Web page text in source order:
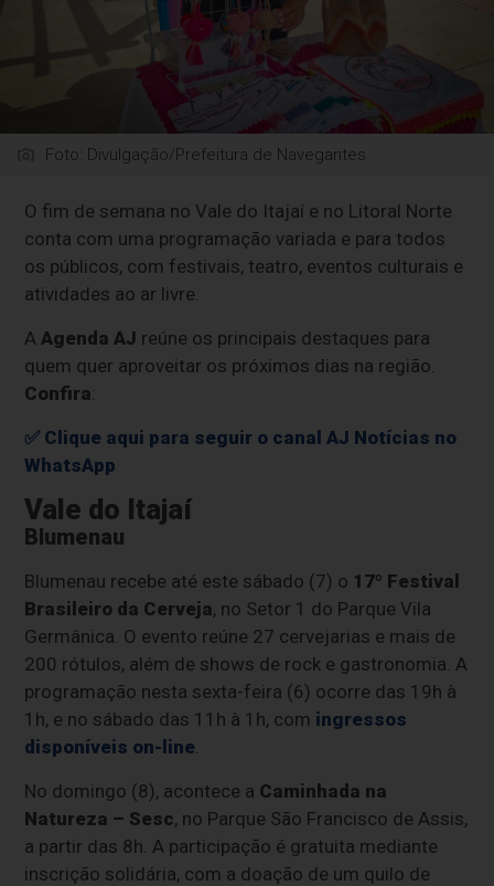
Foto: Divulgação/Prefeitura de Navegantes
O fim de semana no Vale do Itajaí e no Litoral Norte
conta com uma programação variada e para todos
os públicos, com festivais, teatro, eventos culturais e
atividades ao ar livre.
AAgenda AJ reúne os principais destaques para
quem quer aproveitar os próximos dias na região.
Confira:
✅ Clique aqui para seguir o canal AJ Notícias no
WhatsApp
Vale do Itajaí
Blumenau
Blumenau recebe até este sábado (7) o 17º Festival
Brasileiro da Cerveja, no Setor 1 do Parque Vila
Germânica. O evento reúne 27 cervejarias e mais de
200 rótulos, além de shows de rock e gastronomia. A
programação nesta sexta-feira (6) ocorre das 19h à
1h, e no sábado das 11h à 1h, com ingressos
disponíveis on-line
No domingo (8), acontece a Caminhada na
Natureza – Sesc, no Parque São Francisco de Assis,
a partir das 8h. A participação é gratuita mediante
inscrição solidária, com a doação de um quilo de